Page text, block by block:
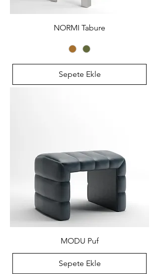
NORMI Tabure
Sepete Ekle
MODU Puf
Sepete Ekle